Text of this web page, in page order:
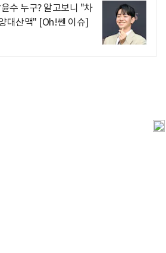
수 누구? 알고보니 "차
대산맥" [Oh!쎈 이슈]